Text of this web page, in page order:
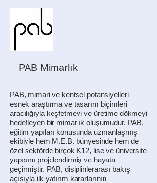
PAB Mimarlık
PAB, mimari ve kentsel potansiyelleri
esnek araştırma ve tasarım biçimleri
aracılığıyla keşfetmeyi ve üretime dökmeyi
hedefleyen bir mimarlık oluşumudur. PAB,
eğitim yapıları konusunda uzmanlaşmış
ekibiyle hem M.E.B. bünyesinde hem de
özel sektörde birçok K12, lise ve üniversite
yapısını projelendirmiş ve hayata
geçirmiştir. PAB, disiplinlerarası bakış
açısıyla ilk yatırım kararlarının